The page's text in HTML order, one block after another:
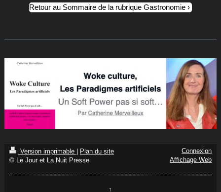
Retour au Sommaire de la rubrique Gastronomie
Version imprimable
Plan du site
© Le Jour et La Nuit Presse
Connexion
Affichage Web
↑